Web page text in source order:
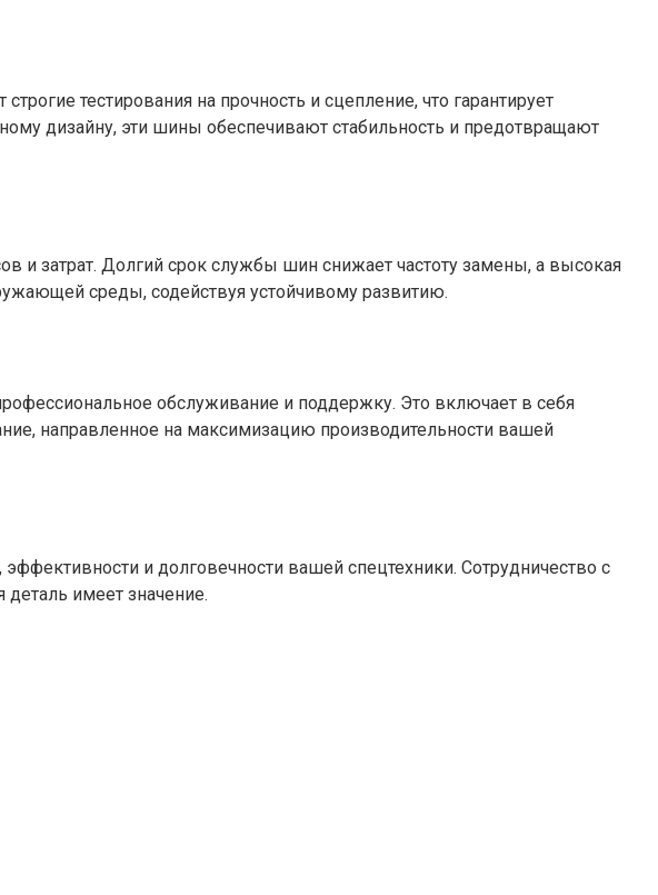
тестирования на прочность и сцепление, что гарантирует
дизайну, эти шины обеспечивают стабильность и предотвращают
и затрат. Долгий срок службы шин снижает частоту замены, а высокая
среды, содействуя устойчивому развитию.
обслуживание и поддержку. Это включает в себя
направленное на максимизацию производительности вашей
и долговечности вашей спецтехники. Сотрудничество с
имеет значение.